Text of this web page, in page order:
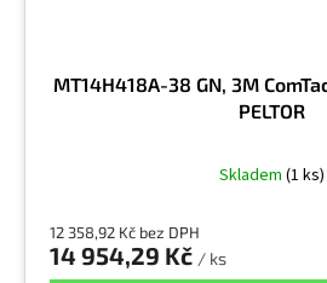
MT14H418A-38 GN, 3M
PELTOR
Skladem (1 ks)
12 358,92 Kč bez DPH
14 954,29 Kč / ks